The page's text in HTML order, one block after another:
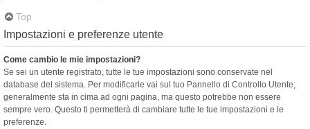
Top
Impostazioni e preferenze utente
Come cambio le mie impostazioni?
Se sei un utente registrato, tutte le tue impostazioni sono conservate nel
database del sistema. Per modificarle vai sul tuo Pannello di Controllo Utente;
generalmente sta in cima ad ogni pagina, ma questo potrebbe non essere
sempre vero. Questo ti permetterà di cambiare tutte le tue impostazioni e le
preferenze.